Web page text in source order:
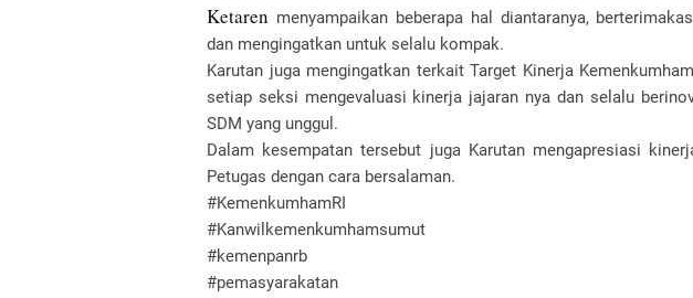
Ketaren menyampaikan beberapa hal diantaranya,
dan mengingatkan untuk selalu kompak.
Karutan juga mengingatkan terkait Target Kinerja
setiap seksi mengevaluasi kinerja jajaran nya dan selalu
SDM yang unggul.
Dalam kesempatan tersebut juga Karutan mengapresiasi
Petugas dengan cara bersalaman.
#KemenkumhamRI
#Kanwilkemenkumhamsumut
#kemenpanrb
#pemasyarakatan